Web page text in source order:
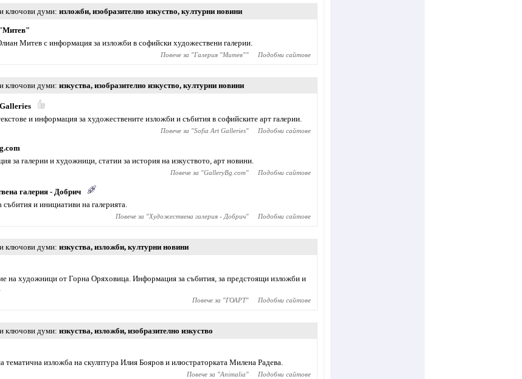
ключови думи изложби, изобразително изкуство, културни новини
Митев с информация за изложби в софийски художествени галерии.
Повече за "Галерия "Митев"" Подобни сайтове
ключови думи изкуства, изобразително изкуство, културни новини
и информация за художествените изложби и събития в софийските арт галерии.
Повече за "Sofia Art Galleries" Подобни сайтове
за галерии и художници, статии за история на изкуството, арт новини.
Повече за "GalleryBg.com" Подобни сайтове
галерия - Добрич
събития и инициативи на галерията.
Повече за "Художествена галерия - Добрич" Подобни сайтове
ключови думи изкуства, изложби, културни новини
на художници от Горна Оряховица. Информация за събития, за предстоящи изложби и
Повече за "ГОАРТ" Подобни сайтове
ключови думи изкуства, изложби, изобразително изкуство
тематична изложба на скулптура Илия Бояров и илюстраторката Милена Радева.
Повече за "Animaliа" Подобни сайтове